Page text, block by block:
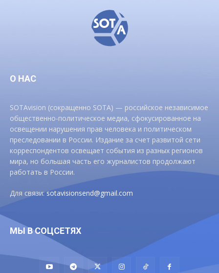
О НАС
SOTAvision (сокращенно SOTA) — российское независимое
общественно-политическое медиа, сфокусированное на
освещении нарушения прав человека и политическом
преследовании в России. Издание за счет развитой сети
корреспондентов освещает события из разных регионов
мира, но большая часть его журналистов продолжают
работать в России.
Для связи:sotavisionsend@gmail.com
МЫ В СОЦСЕТЯХ